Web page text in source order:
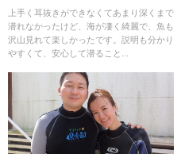
上手く耳抜きができなくてあまり深くまで
潜れなかったけど、海が凄く綺麗で、魚も
沢山見れて楽しかったです。説明も分かり
やすくて、安心して潜ること...